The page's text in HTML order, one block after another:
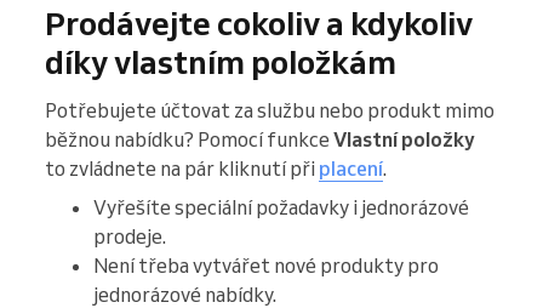
Prodávejte cokoliv a kdykoliv
díky vlastním položkám
Potřebujete účtovat za službu nebo produkt mimo
běžnou nabídku? Pomocí funkce Vlastní položky
to zvládnete na pár kliknutí při placení.
Vyřešíte speciální požadavky i jednorázové
prodeje.
Není třeba vytvářet nové produkty pro
jednorázové nabídky.